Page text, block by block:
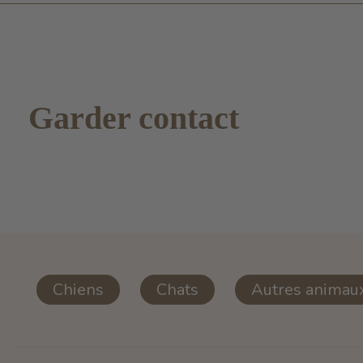
Garder contact
Chiens Chats Autres